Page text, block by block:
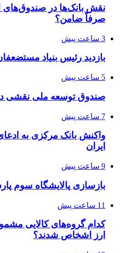
نقش بانک‌ها در صندوق‌های
صرفاً ضامن؟
3 ساعت پیش
بازدید رئیس بنیاد
5 ساعت پیش
صندوق توسعه ملی نقشی
7 ساعت پیش
واکنش بانک مرکزی به
ایران
9 ساعت پیش
بازسازی پالایشگاه سوم
11 ساعت پیش
کدام گروه‌های کالایی
ارز اشخاص شدند؟